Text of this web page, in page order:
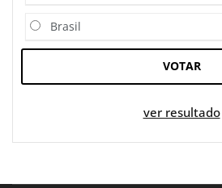
Brasil
VOTAR
ver resultado